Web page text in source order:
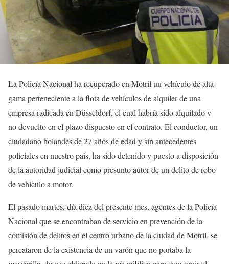
La Policía Nacional ha recuperado en Motril un vehículo de alta
gama perteneciente a la flota de vehículos de alquiler de una
empresa radicada en Düsseldorf, el cual habría sido alquilado y
no devuelto en el plazo dispuesto en el contrato. El conductor, un
ciudadano holandés de 27 años de edad y sin antecedentes
policiales en nuestro país, ha sido detenido y puesto a disposición
de la autoridad judicial como presunto autor de un delito de robo
de vehículo a motor.
El pasado martes, día diez del presente mes, agentes de la Policía
Nacional que se encontraban de servicio en prevención de la
comisión de delitos en el centro urbano de la ciudad de Motril, se
percataron de la existencia de un varón que no portaba la